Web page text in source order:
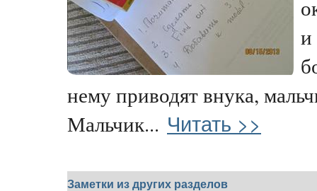
и
нему приводят внука,
Мальчик... Читать >>
Заметки из других разделов